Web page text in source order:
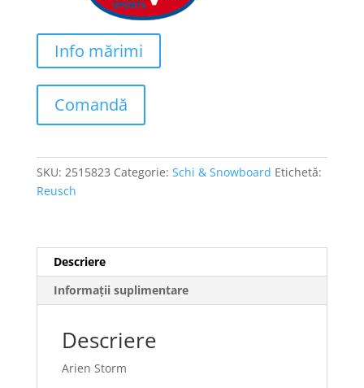
Info mărimi
Comandă
SKU: 2515823 Categorie: Schi & Snowboard Etichetă:
Reusch
Descriere
Informații suplimentare
Descriere
Arien Storm